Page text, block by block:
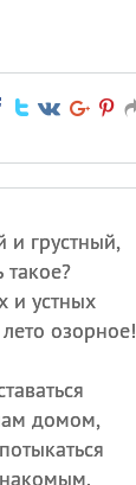
и грустный,
и устных
озорное!
домом,